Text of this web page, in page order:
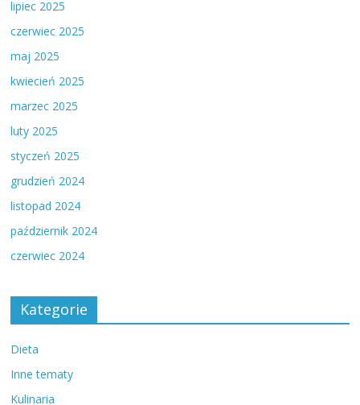
lipiec 2025
czerwiec 2025
maj 2025
kwiecień 2025
marzec 2025
luty 2025
styczeń 2025
grudzień 2024
listopad 2024
październik 2024
czerwiec 2024
Kategorie
Dieta
Inne tematy
Kulinaria